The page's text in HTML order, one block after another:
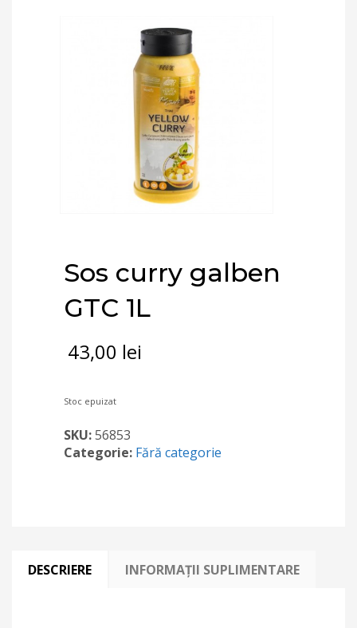
Sos curry galben
GTC 1L
43,00 lei
Stoc epuizat
SKU:56853
Categorie: Fără categorie
DESCRIERE INFORMAȚII SUPLIMENTARE